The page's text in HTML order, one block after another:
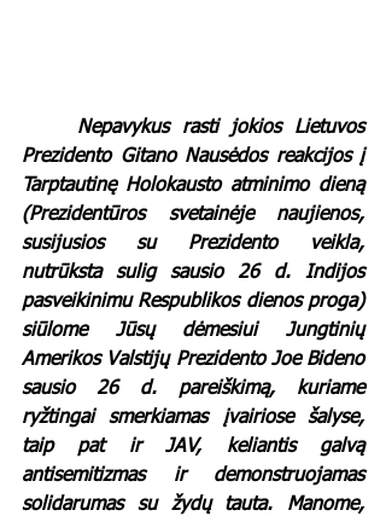
Nepavykus rasti jokios Lietuvos
Prezidento Gitano Nausėdos reakcijos į
Tarptautinę Holokausto atminimo dieną
(Prezidentūros svetainėje naujienos,
susijusios su Prezidento veikla,
nutrūksta sulig sausio 26 d. Indijos
pasveikinimu Respublikos dienos proga)
siūlome Jūsų dėmesiui Jungtinių
Amerikos Valstijų Prezidento Joe Bideno
sausio 26 d. pareiškimą, kuriame
ryžtingai smerkiamas įvairiose šalyse,
taip pat ir JAV, keliantis galvą
antisemitizmas ir demonstruojamas
solidarumas su žydų tauta. Manome,